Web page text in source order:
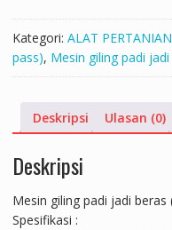
Kategori: ALAT PERTANIAN
pass), Mesin giling padi jadi
Deskripsi Ulasan (0)
Deskripsi
Mesin giling padi jadi beras
Spesifikasi :